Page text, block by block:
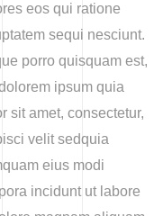
eos qui ratione
sequi nesciunt.
porro quisquam est,
ipsum quia
sit amet, consectetur,
velit sedquia
eius modi
incidunt ut labore